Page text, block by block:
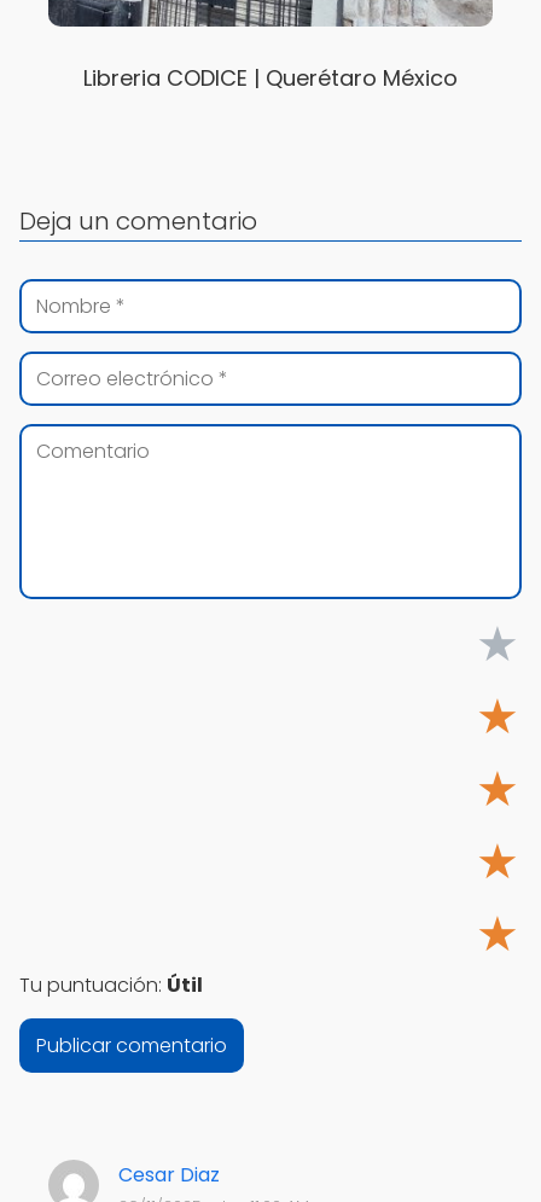
Libreria CODICE | Querétaro México
Cesar Diaz
Deja un comentario
★
★
★
★
★
Tu puntuación: Útil